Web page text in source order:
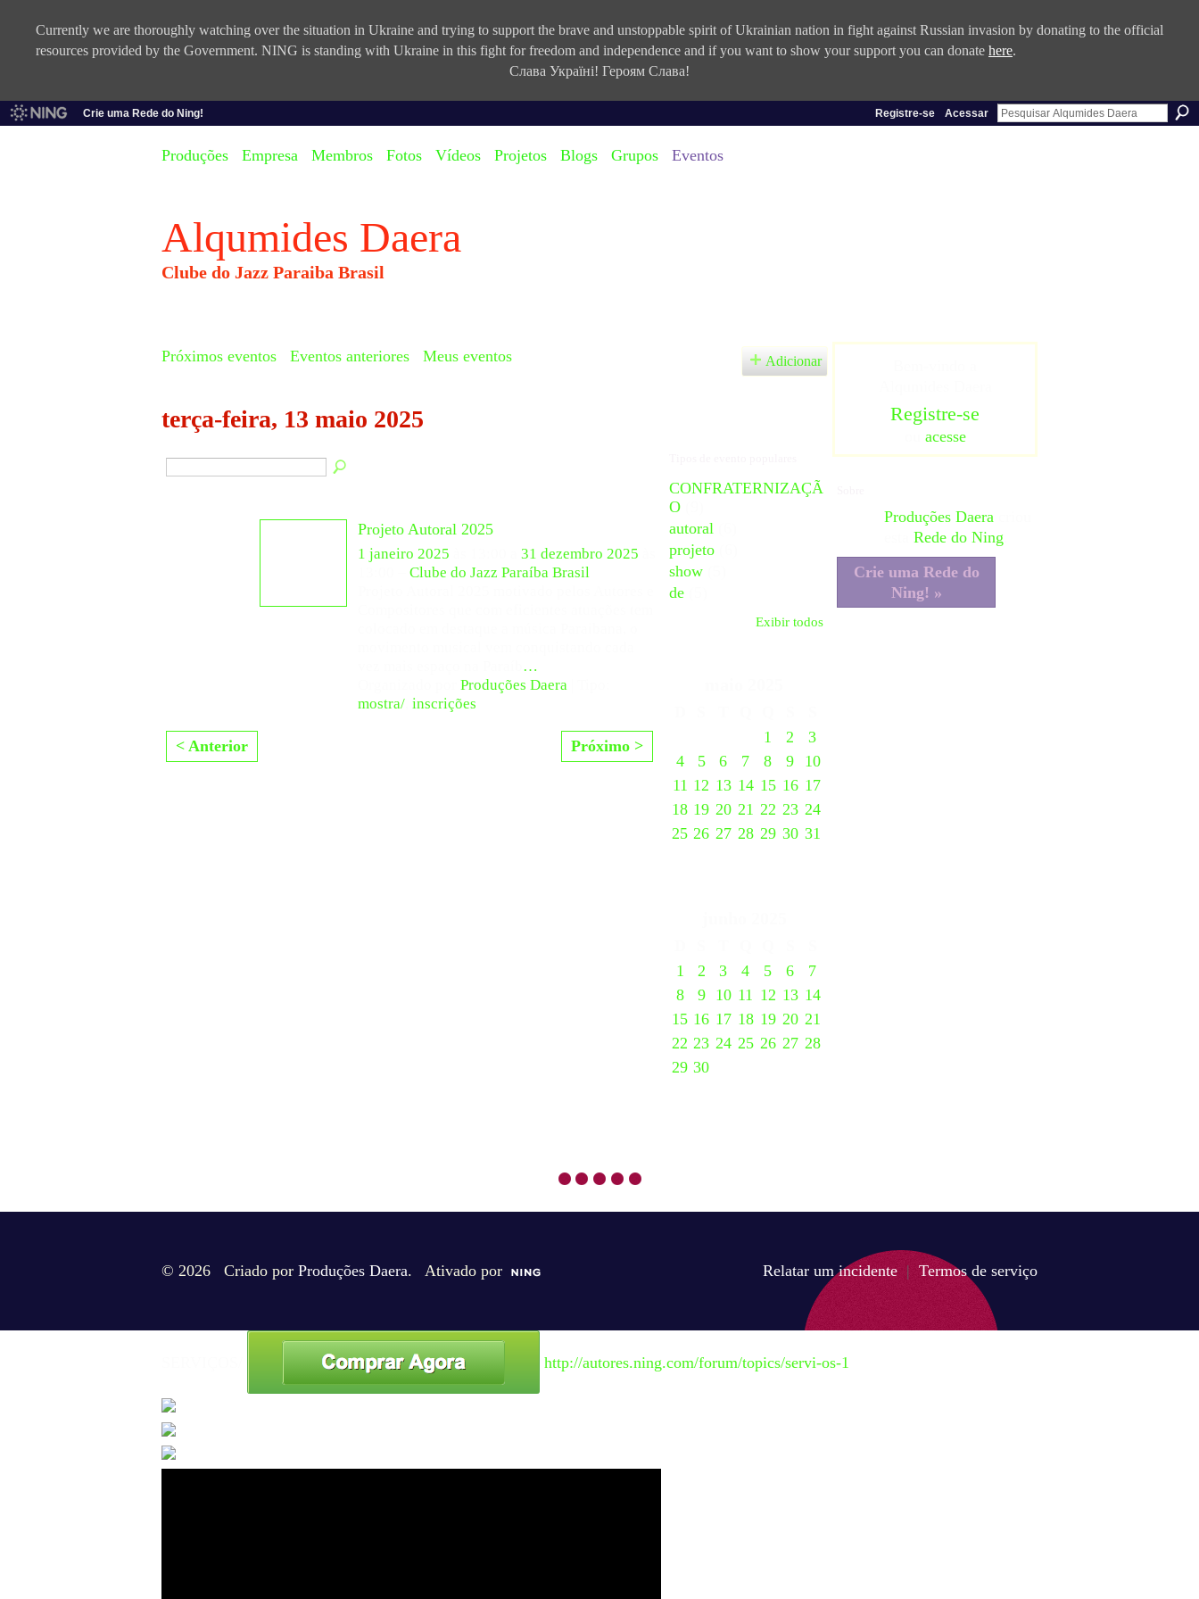
Currently we are thoroughly watching over the situation in Ukraine and trying to support the brave and unstoppable spirit of Ukrainian nation in fight against Russian invasion by donating to the official
resources provided by the Government. NING is standing with Ukraine in this fight for freedom and independence and if you want to show your support you can donate here.
Слава Україні! Героям Слава!
Crie uma Rede do Ning! Registre-se Acessar
Produções Empresa Membros Fotos Vídeos Projetos Blogs Grupos Eventos
Alqumides Daera
Clube do Jazz Paraiba Brasil
Próximos eventos Eventos anteriores Meus eventos Adicionar
terça-feira, 13 maio 2025
Projeto Autoral 2025
1 janeiro 2025 31 dezembro 2025
Clube do Jazz Paraíba Brasil
…
Produções Daera
mostra/ inscrições
< Anterior Próximo >
CONFRATERNIZAÇÃ
O
autoral
projeto
show
de
Exibir todos
1
2
3
4
5 6 7 8 9
10
11 12 13 14 15 16 17
18 19 20 21 22 23 24
25 26 27 28 29 30 31
1
2 3 4 5 6
7
8
9 10 11 12 13 14
15 16 17 18 19 20 21
22 23 24 25 26 27 28
29 30
Registre-se
acesse
Produções Daera
Rede do Ning
Crie uma Rede do
Ning! »
© 2026 Criado por Produções Daera. Ativado por Relatar um incidente | Termos de serviço
http://autores.ning.com/forum/topics/servi-os-1